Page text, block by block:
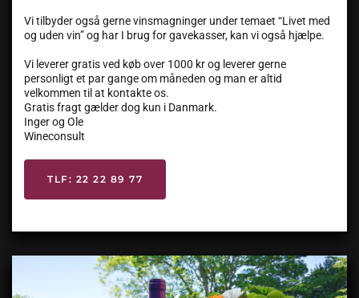
Vi tilbyder også gerne vinsmagninger under temaet “Livet med
og uden vin” og har I brug for gavekasser, kan vi også hjælpe.
Vi leverer gratis ved køb over 1000 kr og leverer gerne
personligt et par gange om måneden og man er altid
velkommen til at kontakte os.
Gratis fragt gælder dog kun i Danmark.
Inger og Ole
Wineconsult
TLF: 22 22 89 77